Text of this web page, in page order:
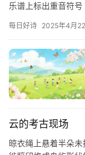
乐谱上标出重音符
那…
每日好诗 2025年4月
云的考古现场
晾衣绳上悬着半朵